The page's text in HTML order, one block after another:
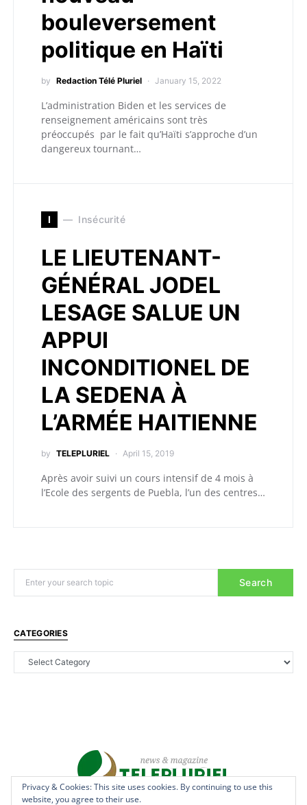
bouleversement
politique en Haïti
by Redaction Télé Pluriel January 15, 2022
L’administration Biden et les services de
renseignement américains sont très
préoccupés par le fait qu’Haïti s’approche d’un
dangereux tournant…
I Insécurité
LE LIEUTENANT-
GÉNÉRAL JODEL
LESAGE SALUE UN
APPUI
INCONDITIONEL DE
LA SEDENA À
L’ARMÉE HAITIENNE
by TELEPLURIEL April 15, 2019
Après avoir suivi un cours intensif de 4 mois à
l’Ecole des sergents de Puebla, l’un des centres…
Search
CATEGORIES
Privacy & Cookies: This site uses cookies. By continuing to use this
website, you agree to their use.
Copyright © 2022 - teleplurielhaiti.com | *** Designed, Managed &
Privacy & Cookies: This site uses cookies. By continuing to use this
website, you agree to their use.